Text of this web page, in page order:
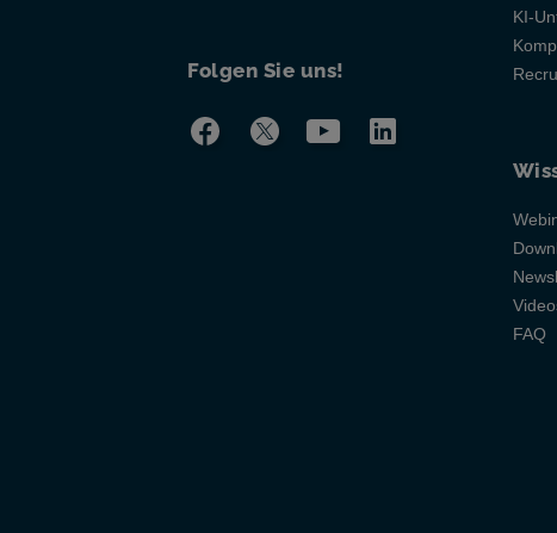
Folgen Sie uns!
KI-
FAQ